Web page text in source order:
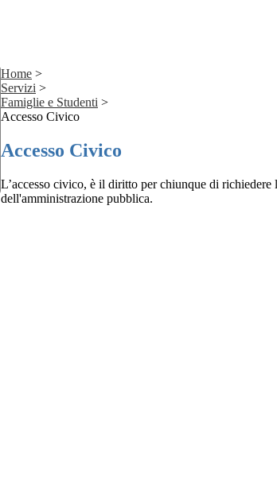
Home >
Servizi >
Famiglie e Studenti >
Accesso Civico
Accesso Civico
L’accesso civico, è il diritto per chiunque di
dell'amministrazione pubblica.